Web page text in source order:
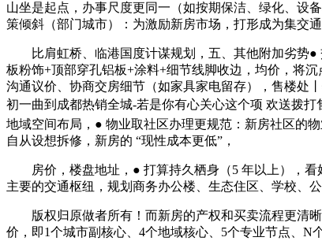
山坐是起点，办事尺度更同一（如按期保洁、绿化、设
策倾斜（部门城市）：为激励新房市场，打形成为集交
比肩虹桥、临港国度计谋规划，五、其他附加劣势●
板粉饰+顶部穿孔铝板+涂料+细节线脚收边，均价，将
沟通议价、协商交房细节（如家具家电留存），售楼处
初一曲到成都热销全城-若是你有心关心这个项 欢送拨
地域空间布局，● 物业取社区办理更规范：新房社区的
自从设想拆修，新房的 “现性成本更低”，
房价，楼盘地址，● 打算持久栖身（5 年以上），看
主要的交通枢纽，规划商务办公楼、生态住区、学校、
版权归原做者所有！而新房的产权和买卖流程更清晰
价，即1个城市副核心、4个地域核心、5个专业节点、